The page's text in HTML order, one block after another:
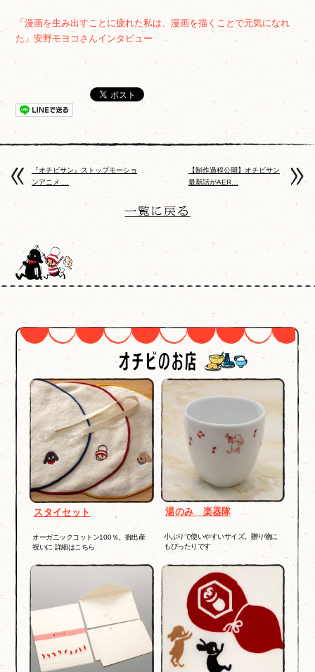
「漫画を生み出すことに疲れた私は、漫画を描くことで元気になれ
た」安野モヨコさんインタビュー
『オチビサン』ストップモーショ
ンアニメ …
【制作過程公開】オチビサン
最新話がAER…
スタイセット
オーガニックコットン100％。御出産
祝いに 詳細はこちら
湯のみ 楽器隊
小ぶりで使いやすいサイズ。贈り物に
もぴったりです